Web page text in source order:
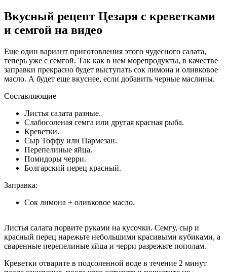
Вкусный рецепт Цезаря с креветками
и семгой на видео
Еще один вариант приготовления этого чудесного салата,
теперь уже с семгой. Так как в нем морепродукты, в качестве
заправки прекрасно будет выступать сок лимона и оливковое
масло. А будет еще вкуснее, если добавить черные маслины.
Составляющие
Листья салата разные.
Слабосоленая семга или другая красная рыба.
Креветки.
Сыр Тоффу или Пармезан.
Перепелиные яйца.
Помидоры черри.
Болгарский перец красный.
Заправка:
Сок лимона + оливковое масло.
Листья салата порвите руками на кусочки. Семгу, сыр и
красный перец нарежьте небольшими красивыми кубиками, а
сваренные перепелиные яйца и черри разрежьте пополам.
Креветки отварите в подсоленной воде в течение 2 минут